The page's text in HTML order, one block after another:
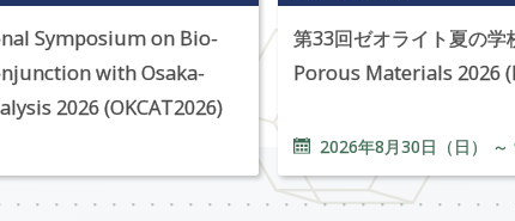
Symposium on Bio-
with Osaka-
2026 (OKCAT2026)
第33回ゼオライト夏の
Porous Materials 2026
2026年8月30日（日） ～